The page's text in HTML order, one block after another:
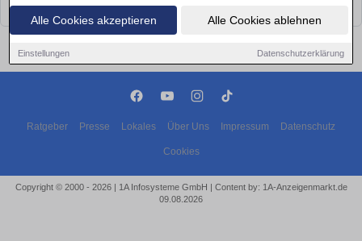
Alle Cookies akzeptieren Alle Cookies ablehnen
Einstellungen Datenschutzerklärung
bald wieder vorbei!
Ratgeber Presse Lokales Über Uns Impressum Datenschutz
Cookies
Copyright © 2000 - 2026 | 1A Infosysteme GmbH | Content by: 1A-Anzeigenmarkt.de
09.08.2026